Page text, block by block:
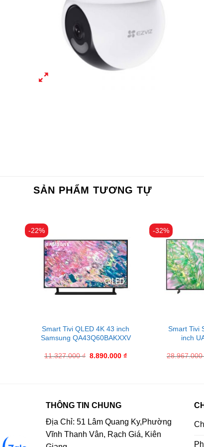
SẢN PHẨM TƯƠNG TỰ
-22%
Smart Tivi QLED 4K 43 inch
Samsung QA43Q60BAKXXV
11.327.000₫ 8.890.000₫
-32%
Smart Tivi
inch
28.967.000
THÔNG TIN CHUNG
Địa Chỉ: 51 Lâm Quang Ky,Phường
Vĩnh Thanh Vân, Rạch Giá, Kiên